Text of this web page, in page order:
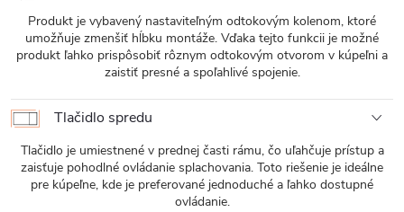
Produkt je vybavený nastaviteľným odtokovým kolenom, ktoré
umožňuje zmenšiť hĺbku montáže. Vďaka tejto funkcii je možné
produkt ľahko prispôsobiť rôznym odtokovým otvorom v kúpeľni a
zaistiť presné a spoľahlivé spojenie.
Tlačidlo spredu
Tlačidlo je umiestnené v prednej časti rámu, čo uľahčuje prístup a
zaisťuje pohodlné ovládanie splachovania. Toto riešenie je ideálne
pre kúpeľne, kde je preferované jednoduché a ľahko dostupné
ovládanie.